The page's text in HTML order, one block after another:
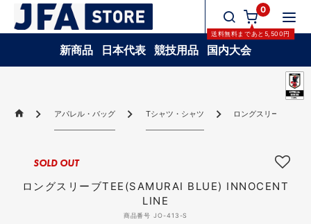
0
送料無料まであと 5,500円
新商品 日本代表 競技用品 国内大会
アパレル・バッグ Tシャツ・シャツ ロングスリーブ
ロングスリーブTEE(SAMURAI BLUE) INNOCENT
LINE
商品番号 JO-413-S
SOLD OUT